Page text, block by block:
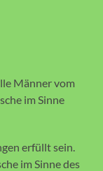
Männer vom
im Sinne
erfüllt sein.
im Sinne des